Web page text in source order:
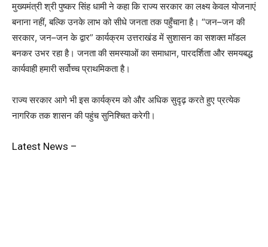
मुख्यमंत्री श्री पुष्कर सिंह धामी ने कहा कि राज्य सरकार का लक्ष्य केवल योजनाएं
बनाना नहीं, बल्कि उनके लाभ को सीधे जनता तक पहुँचाना है। “जन–जन की
सरकार, जन–जन के द्वार” कार्यक्रम उत्तराखंड में सुशासन का सशक्त मॉडल
बनकर उभर रहा है। जनता की समस्याओं का समाधान, पारदर्शिता और समयबद्ध
कार्यवाही हमारी सर्वोच्च प्राथमिकता है।
राज्य सरकार आगे भी इस कार्यक्रम को और अधिक सुदृढ़ करते हुए प्रत्येक
नागरिक तक शासन की पहुंच सुनिश्चित करेगी।
Latest News –